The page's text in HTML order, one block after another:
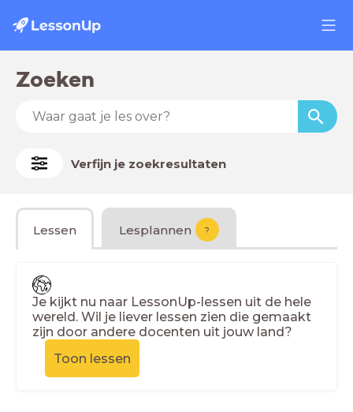
Zoeken
Verfijn je zoekresultaten
Lessen Lesplannen ?
Je kijkt nu naar LessonUp-lessen uit de hele
wereld. Wil je liever lessen zien die gemaakt
zijn door andere docenten uit jouw land?
Toon lessen